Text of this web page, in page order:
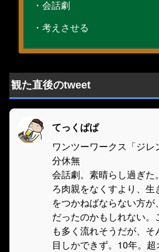
・会話劇
・考えさせる
観た直後のtweet
てっくぱぱ
ワンツーワークス「ジ
分休無
会話劇。素晴らし過ぎた
ろ肉親をなくすより、
をつかねばならない方
だったのかもしれない。
も多く流れそうだが、
目しかできず。10年。超